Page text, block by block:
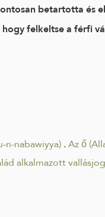
betartotta és
felkeltse a férfi
n-nabawiyya).Az ő
alkalmazott